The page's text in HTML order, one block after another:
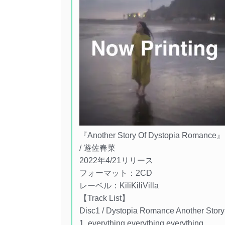
『Another Story Of Dystopia Romance』
/ 遊佐春菜
2022年4/21リリース
フォーマット：2CD
レーベル：KiliKiliVilla
【Track List】
Disc1 / Dystopia Romance Another